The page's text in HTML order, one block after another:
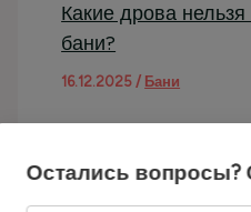
Какие дрова
бани?
16.12.2025/ Бани
Остались вопросы?